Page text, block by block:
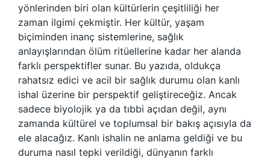
yönlerinden biri olan kültürlerin çeşitliliği her
zaman ilgimi çekmiştir. Her kültür, yaşam
biçiminden inanç sistemlerine, sağlık
anlayışlarından ölüm ritüellerine kadar her alanda
farklı perspektifler sunar. Bu yazıda, oldukça
rahatsız edici ve acil bir sağlık durumu olan kanlı
ishal üzerine bir perspektif geliştireceğiz. Ancak
sadece biyolojik ya da tıbbi açıdan değil, aynı
zamanda kültürel ve toplumsal bir bakış açısıyla da
ele alacağız. Kanlı ishalin ne anlama geldiği ve bu
duruma nasıl tepki verildiği, dünyanın farklı